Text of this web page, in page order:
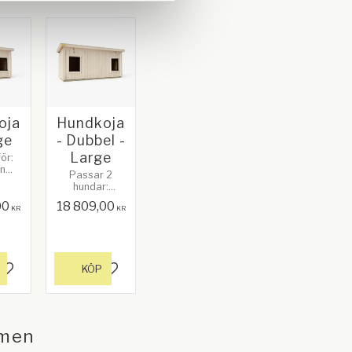
KR
Lägg till i favoriter
Hundkoja
- Dubbel -
Large
Passar 2
hundar:
Malamute,
18 809,00 KR
Lägg till i favoriter
KÖP